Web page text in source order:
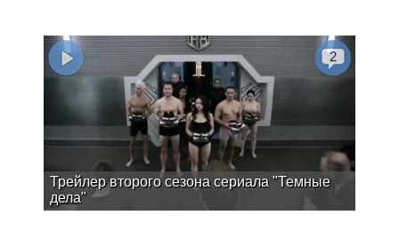
Трейлер второго сезона сериала "Темные
дела"
2